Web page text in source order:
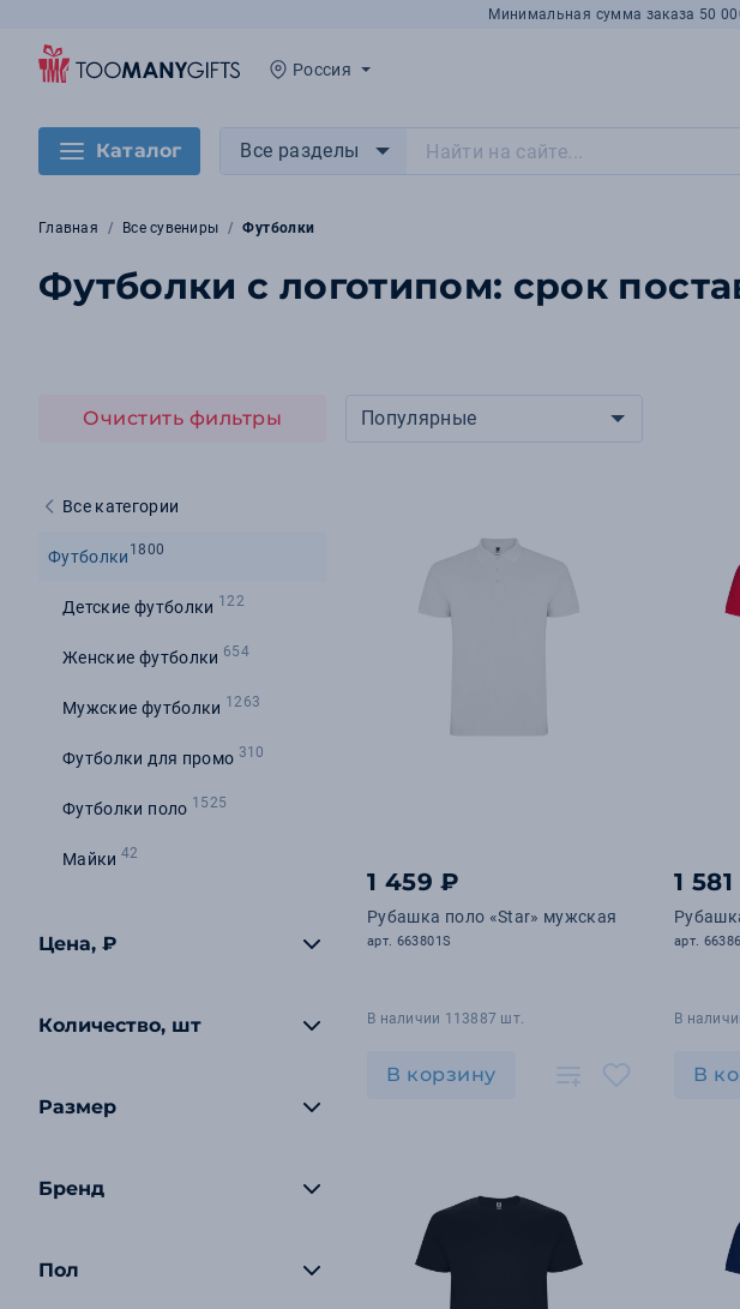
Минимальная сумма заказа 50
Россия
Каталог Все разделы
Главная Все сувениры Футболки
Футболки с логотипом: срок
Очистить фильтры
Все категории
Футболки 1800
Детские футболки 122
Женские футболки 654
Мужские футболки 1263
Футболки для промо 310
Футболки поло 1525
Майки42
Цена, ₽
Количество, шт
Размер
Бренд
Пол
Популярные
1 459 ₽
Рубашка поло «Star» мужская
арт. 663801S
В наличии 113887 шт.
В корзину
1
арт.
В
В